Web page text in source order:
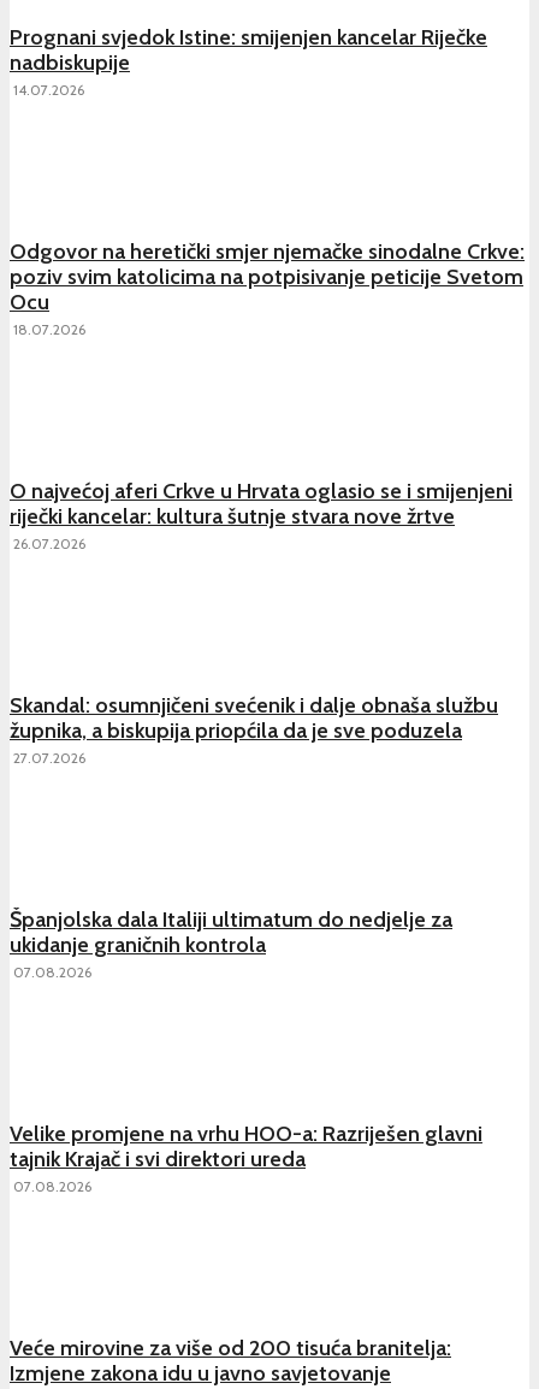
Prognani svjedok Istine: smijenjen kancelar Riječke
nadbiskupije
14.07.2026
Odgovor na heretički smjer njemačke sinodalne Crkve:
poziv svim katolicima na potpisivanje peticije Svetom
Ocu
18.07.2026
O najvećoj aferi Crkve u Hrvata oglasio se i smijenjeni
riječki kancelar: kultura šutnje stvara nove žrtve
26.07.2026
Skandal: osumnjičeni svećenik i dalje obnaša službu
župnika, a biskupija priopćila da je sve poduzela
27.07.2026
Španjolska dala Italiji ultimatum do nedjelje za
ukidanje graničnih kontrola
07.08.2026
Velike promjene na vrhu HOO-a: Razriješen glavni
tajnik Krajač i svi direktori ureda
07.08.2026
Veće mirovine za više od 200 tisuća branitelja:
Izmjene zakona idu u javno savjetovanje